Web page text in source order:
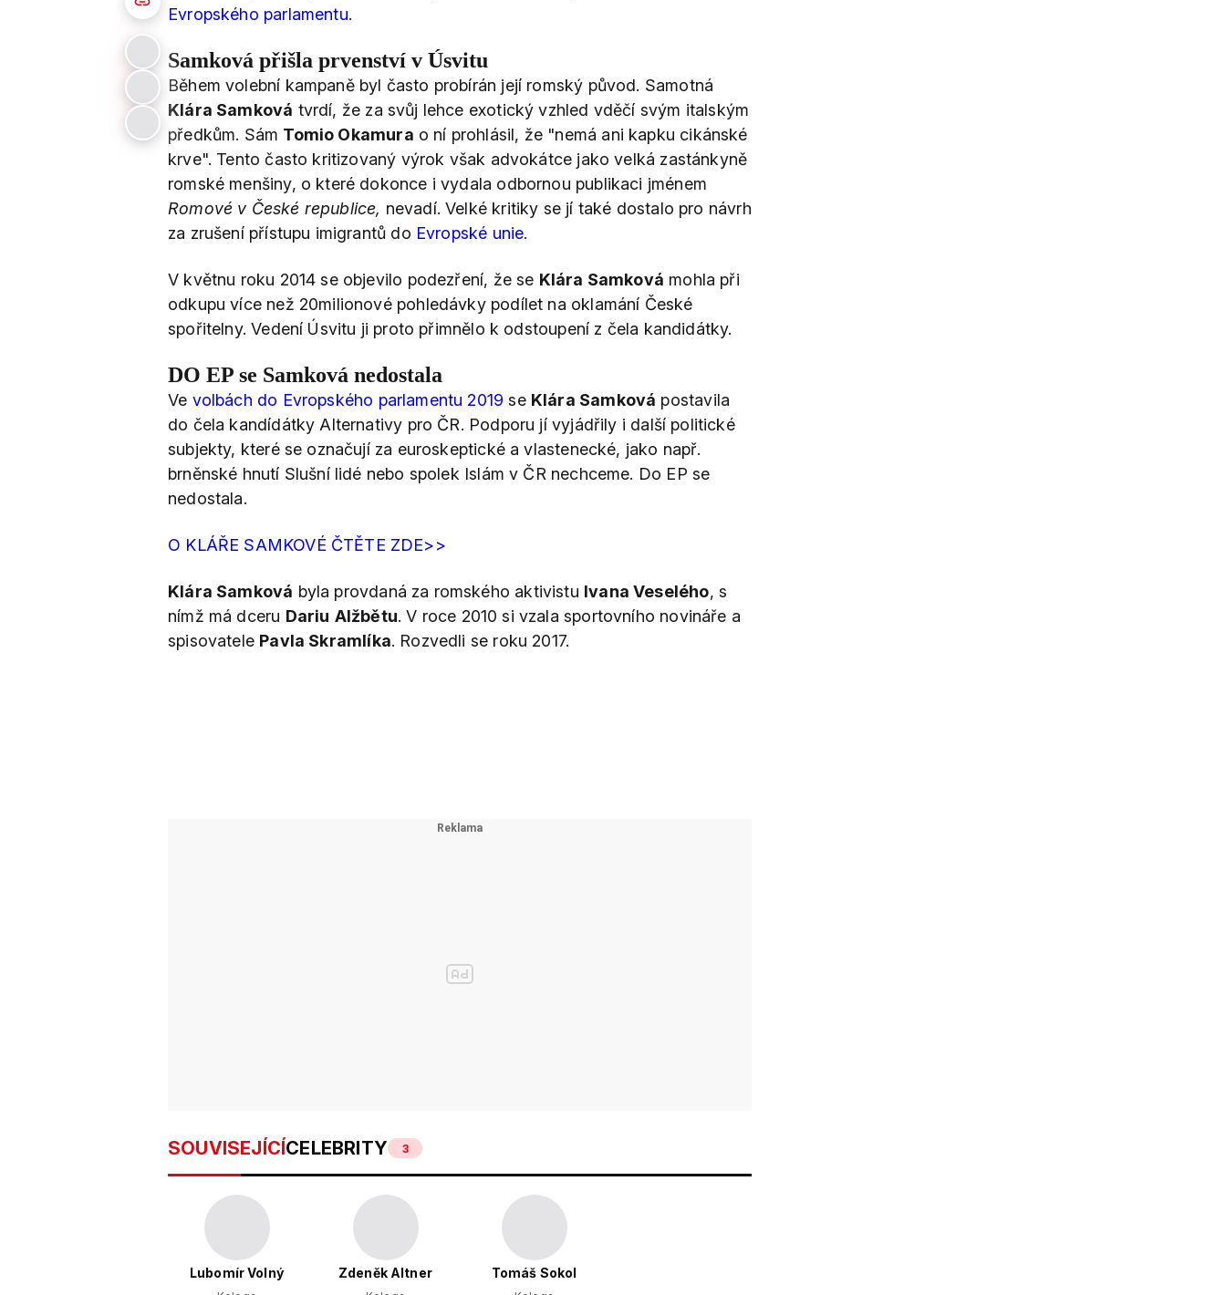
Evropského parlamentu.
Samková přišla prvenství v Úsvitu
Během volební kampaně byl často probírán její romský původ. Samotná
Klára Samková tvrdí, že za svůj lehce exotický vzhled vděčí svým italským
předkům. Sám Tomio Okamura o ní prohlásil, že "nemá ani kapku cikánské
krve". Tento často kritizovaný výrok však advokátce jako velká zastánkyně
romské menšiny, o které dokonce i vydala odbornou publikaci jménem
Romové v České republice, nevadí. Velké kritiky se jí také dostalo pro návrh
za zrušení přístupu imigrantů do Evropské unie.
V květnu roku 2014 se objevilo podezření, že se Klára Samková mohla při
odkupu více než 20milionové pohledávky podílet na oklamání České
spořitelny. Vedení Úsvitu ji proto přimnělo k odstoupení z čela kandidátky.
DO EP se Samková nedostala
Ve volbách do Evropského parlamentu 2019 se Klára Samková postavila
do čela kandídátky Alternativy pro ČR. Podporu jí vyjádřily i další politické
subjekty, které se označují za euroskeptické a vlastenecké, jako např.
brněnské hnutí Slušní lidé nebo spolek Islám v ČR nechceme. Do EP se
nedostala.
O KLÁŘE SAMKOVÉ ČTĚTE ZDE>>
Klára Samková byla provdaná za romského aktivistu Ivana Veselého, s
nímž má dceru Dariu Alžbětu. V roce 2010 si vzala sportovního novináře a
spisovatele Pavla Skramlíka. Rozvedli se roku 2017.
SOUVISEJÍCÍCELEBRITY 3
Lubomír Volný Zdeněk Altner Tomáš Sokol